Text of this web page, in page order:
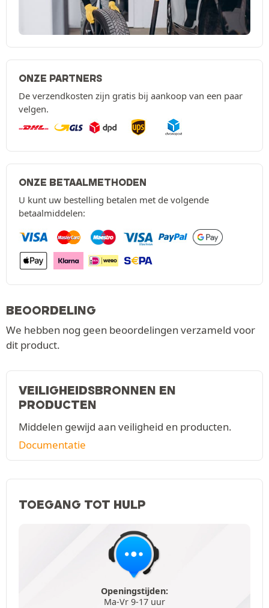
ONZE PARTNERS
De verzendkosten zijn gratis bij aankoop van een paar
velgen.
ONZE BETAALMETHODEN
U kunt uw bestelling betalen met de volgende
betaalmiddelen:
BEOORDELING
We hebben nog geen beoordelingen verzameld voor
dit product.
VEILIGHEIDSBRONNEN EN
PRODUCTEN
Middelen gewijd aan veiligheid en producten.
Documentatie
TOEGANG TOT HULP
Openingstijden:
Ma-Vr 9-17 uur